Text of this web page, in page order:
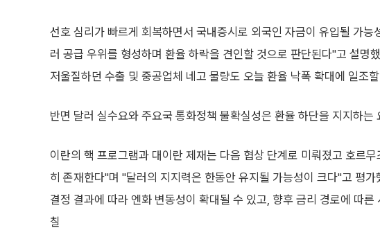
선호 심리가 빠르게 회복하면서 국내증시로 외국인 자금이 유입될 가
러 공급 우위를 형성하며 환율 하락을 견인할 것으로 판단된다"고 설명
저울질하던 수출 및 중공업체 네고 물량도 오늘 환율 낙폭 확대에 일조
반면 달러 실수요와 주요국 통화정책 불확실성은 환율 하단을 지지하
이란의 핵 프로그램과 대이란 제재는 다음 협상 단계로 미뤄졌고 호르
히 존재한다"며 "달러의 지지력은 한동안 유지될 가능성이 크다"고 평
결정 결과에 따라 엔화 변동성이 확대될 수 있고, 향후 금리 경로에 따
칠